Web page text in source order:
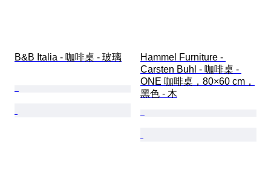
B&B Italia - 咖啡桌 - 玻璃
Hammel Furniture -
Carsten Buhl - 咖啡桌 -
ONE 咖啡桌，80×60 cm，
黑色 - 木